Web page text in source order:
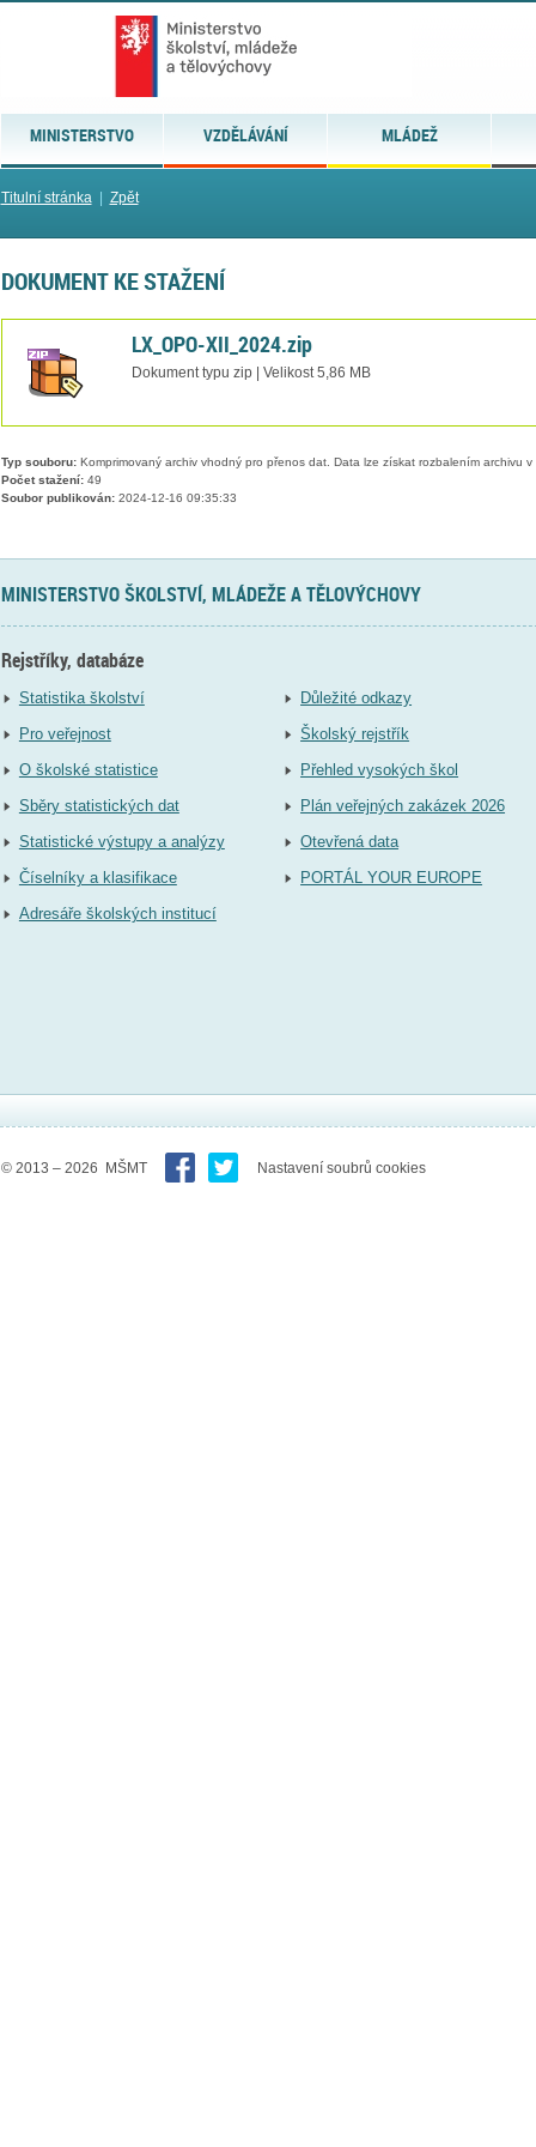
MINISTERSTVO VZDĚLÁVÁNÍ MLÁDEŽ
Titulní stránka| Zpět
DOKUMENT KE STAŽENÍ
LX_OPO-XII_2024.zip
Dokument typu zip | Velikost 5,86 MB
Typ souboru:Komprimovaný archiv vhodný pro přenos dat. Data lze získat rozbalením archivu
Počet stažení:49
Soubor publikován:2024-12-16 09:35:33
MINISTERSTVO ŠKOLSTVÍ, MLÁDEŽE A TĚLOVÝCHOVY
Rejstříky, databáze
Statistika školství
Pro veřejnost
O školské statistice
Sběry statistických dat
Statistické výstupy a analýzy
Číselníky a klasifikace
Adresáře školských institucí
Důležité odkazy
Školský rejstřík
Přehled vysokých škol
Plán veřejných zakázek 2026
Otevřená data
PORTÁL YOUR EUROPE
© 2013 – 2026 MŠMT Nastavení soubrů cookies